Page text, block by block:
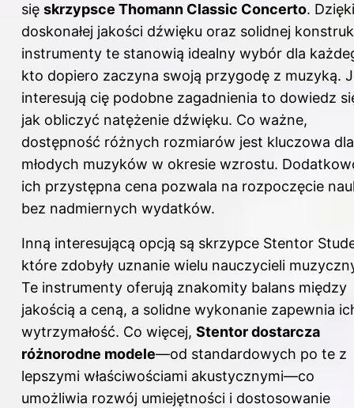
się skrzypsce Thomann Classic Concerto. Dzięki
doskonałej jakości dźwięku oraz solidnej
instrumenty te stanowią idealny wybór dla
kto dopiero zaczyna swoją przygodę z muzyką.
interesują cię podobne zagadnienia to dowiedz
jak obliczyć natężenie dźwięku. Co ważne,
dostępność różnych rozmiarów jest kluczowa dla
młodych muzyków w okresie wzrostu.
ich przystępna cena pozwala na rozpoczęcie
bez nadmiernych wydatków.
Inną interesującą opcją są skrzypce Stentor
które zdobyły uznanie wielu nauczycieli
Te instrumenty oferują znakomity balans między
jakością a ceną, a solidne wykonanie zapewnia
wytrzymałość. Co więcej, Stentor dostarcza
różnorodne modele—od standardowych po te z
lepszymi właściwościami akustycznymi—co
umożliwia rozwój umiejętności i dostosowanie